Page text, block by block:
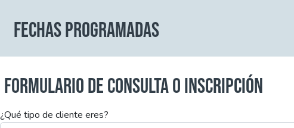
FECHAS PROGRAMADAS
FORMULARIO DE CONSULTA O INSCRIPCIÓN
¿Qué tipo de cliente eres?